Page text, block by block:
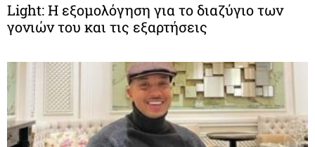
Light: Η εξομολόγηση για το διαζύγιο των
γονιών του και τις εξαρτήσεις